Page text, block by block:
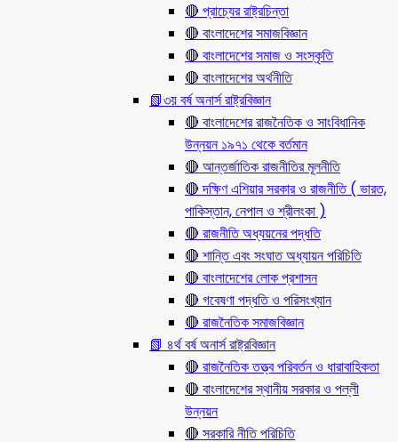
🔴 প্রাচ্যের রাষ্ট্রচিন্তা
🔴 বাংলাদেশের সমাজবিজ্ঞান
🔴 বাংলাদেশের সমাজ ও সংস্কৃতি
🔴 বাংলাদেশের অর্থনীতি
📗৩য় বর্ষ অনার্স রাষ্ট্রবিজ্ঞান
🔴 বাংলাদেশের রাজনৈতিক ও সাংবিধানিক
উন্নয়ন ১৯৭১ থেকে বর্তমান
🔴 আন্তর্জাতিক রাজনীতির মূলনীতি
🔴 দক্ষিণ এশিয়ার সরকার ও রাজনীতি ( ভারত,
পাকিস্তান, নেপাল ও শ্রীলংকা )
🔴 রাজনীতি অধ্যয়নের পদ্ধতি
🔴 শান্তি এবং সংঘাত অধ্যায়ন পরিচিতি
🔴 বাংলাদেশের লোক প্রশাসন
🔴 গবেষণা পদ্ধতি ও পরিসংখ্যান
🔴 রাজনৈতিক সমাজবিজ্ঞান
📗 ৪র্থ বর্ষ অনার্স রাষ্ট্রবিজ্ঞান
🔴 রাজনৈতিক তত্ত্ব পরিবর্তন ও ধারাবাহিকতা
🔴 বাংলাদেশের স্থানীয় সরকার ও পল্লী
উন্নয়ন
🔴 সরকারি নীতি পরিচিতি